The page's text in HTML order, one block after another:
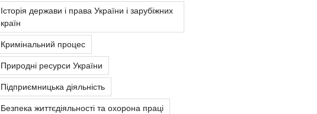
Історія держави і права України і зарубіжних
країн
Кримінальний процес
Природні ресурси України
Підприємницька діяльність
Безпека життєдіяльності та охорона праці